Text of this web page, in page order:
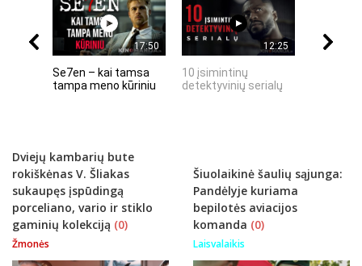
17:50
Se7en – kai tamsa
tampa meno kūriniu
12:25
10 įsimintinų
detektyvinių serialų
Dviejų kambarių bute
rokiškėnas V. Šliakas
sukaupęs įspūdingą
porceliano, vario ir stiklo
gaminių kolekciją (0)
Žmonės
Šiuolaikinė šaulių sąjunga:
Pandėlyje kuriama
bepilotės aviacijos
komanda (0)
Laisvalaikis